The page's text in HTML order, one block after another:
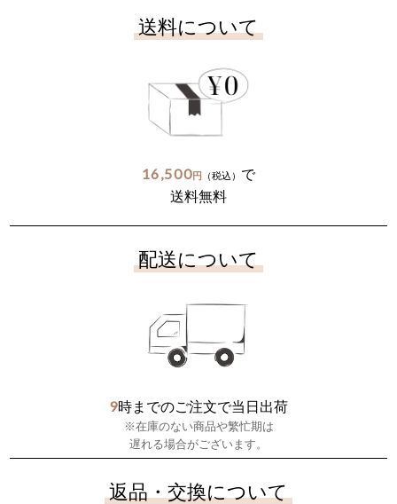
送料について
16,500円 （税込） で
送料無料
配送について
9時までのご注文で当日出荷
※在庫のない商品や繁忙期は
遅れる場合がございます。
返品・交換について